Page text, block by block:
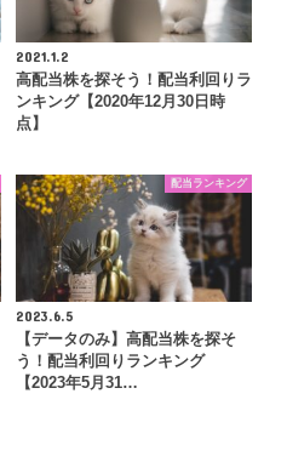
2021.1.2
高配当株を探そう！配当利回りラ
ンキング【2020年12月30日時
点】
配当ランキング
2023.6.5
【データのみ】高配当株を探そ
う！配当利回りランキング
【2023年5月31…